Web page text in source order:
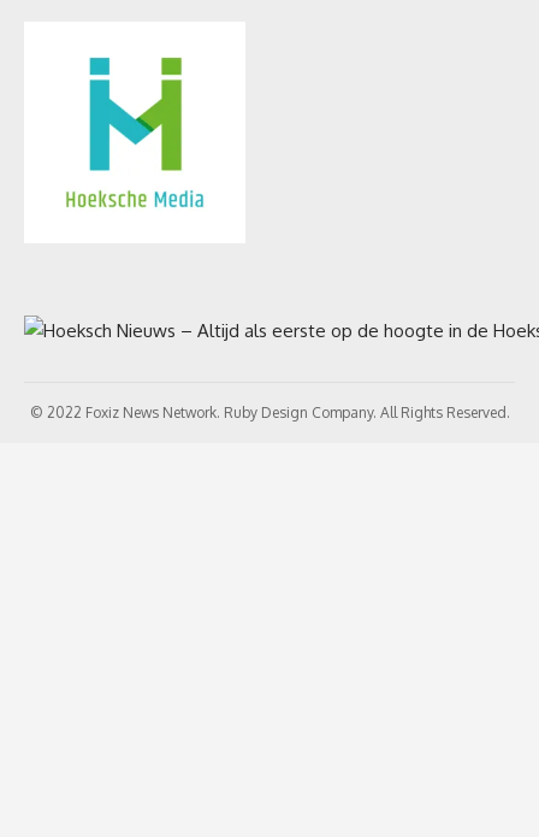
© 2022 Foxiz News Network. Ruby Design Company. All Rights Reserved.